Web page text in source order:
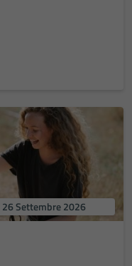
26 Settembre 2026